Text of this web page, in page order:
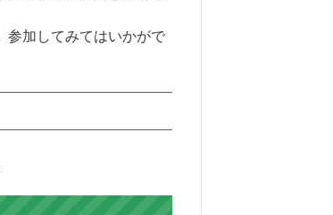
参加してみてはいかがで